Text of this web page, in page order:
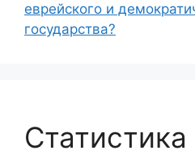
еврейского и
государства?
Статистика